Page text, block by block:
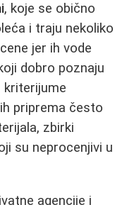
, koje se obično
i traju nekoliko
jer ih vode
dobro poznaju
priprema često
zbirki
su neprocenjivi u
agencije i